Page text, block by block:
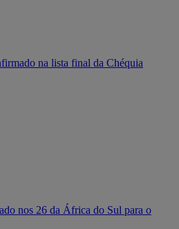
na lista final da Chéquia
nos 26 da África do Sul para o